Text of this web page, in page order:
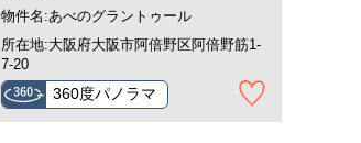
物件名:あべのグラントゥール
所在地:大阪府大阪市阿倍野区阿倍野筋1-
7-20
360度パノラマ